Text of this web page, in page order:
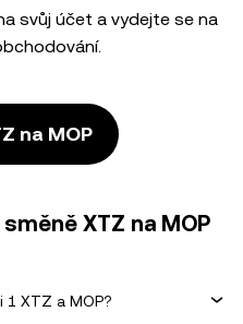
svůj účet a vydejte se na
na MOP
XTZ na MOP
1 XTZ a MOP?